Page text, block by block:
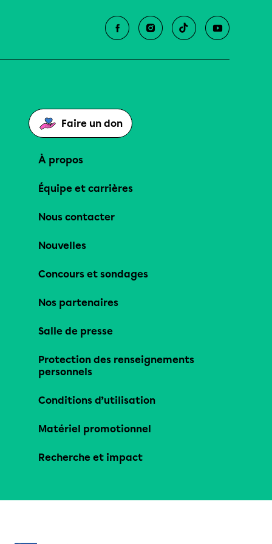
Faire un don
À propos
Équipe et carrières
Nous contacter
Nouvelles
Concours et sondages
Nos partenaires
Salle de presse
Protection des renseignements
personnels
Conditions d’utilisation
Matériel promotionnel
Recherche et impact